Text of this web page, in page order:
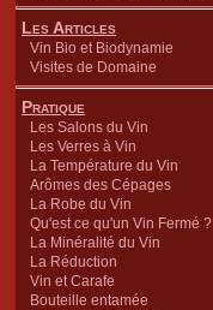
Les Articles
Vin Bio et Biodynamie
Visites de Domaine
Pratique
Les Salons du Vin
Les Verres à Vin
La Température du Vin
Arômes des Cépages
La Robe du Vin
Qu'est ce qu'un Vin Fermé ?
La Minéralité du Vin
La Réduction
Vin et Carafe
Bouteille entamée